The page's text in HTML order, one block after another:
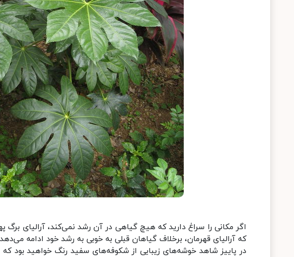
اگر مکانی را سراغ دارید که هیچ گیاهی در آن رشد نمی‌کند، آرالیای برگ
که آرالیای قهرمان، برخلاف گیاهان قبلی به خوبی به رشد خود ادامه
در پاییز شاهد خوشه‌های زیبایی از شکوفه‌های سفید رنگ خواهید بود